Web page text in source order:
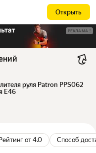
Открыть
РЕКЛАМА
руля Patron PPS062
E46
Рейтинг от 4.0 Способ